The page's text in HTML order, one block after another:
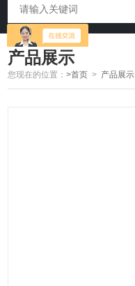
产品展示
您现在的位置：>首页 > 产品展示